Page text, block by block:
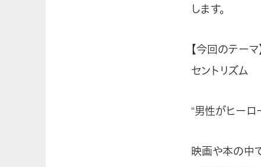
します。
【今回のテーマ
セントリズム
“男性がヒーロ
映画や本の中